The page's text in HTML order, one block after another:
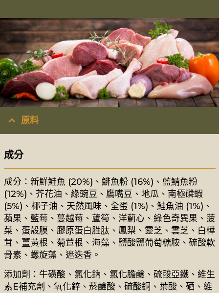
原料
成分
成分：新鮮鮭魚 (20%)、鯡魚粉 (16%)、藍鯖魚粉
(12%)、芥花油、綠豌豆、鷹嘴豆、地瓜、南極磷蝦
(5%)、椰子油、天然風味、全蛋 (1%)、鮭魚油 (1%)、
蘋果、藍莓、蔓越莓、蘆筍、洋薊心、綠色奇異果、菠
菜、蛋殼膜、膠原蛋白胜肽、鳳梨、靈芝、雲芝、白樺
茸、薑黃根、菊苣根、海藻、鹽酸鹽葡萄糖胺、硫酸軟
骨素、螺旋藻、迷迭香。
添加劑：牛磺酸、氯化鈉、氯化膽鹼、硫酸亞鐵、維生
素E補充劑、氧化鋅、菸鹼酸、硫酸銅、葉酸、硒、維